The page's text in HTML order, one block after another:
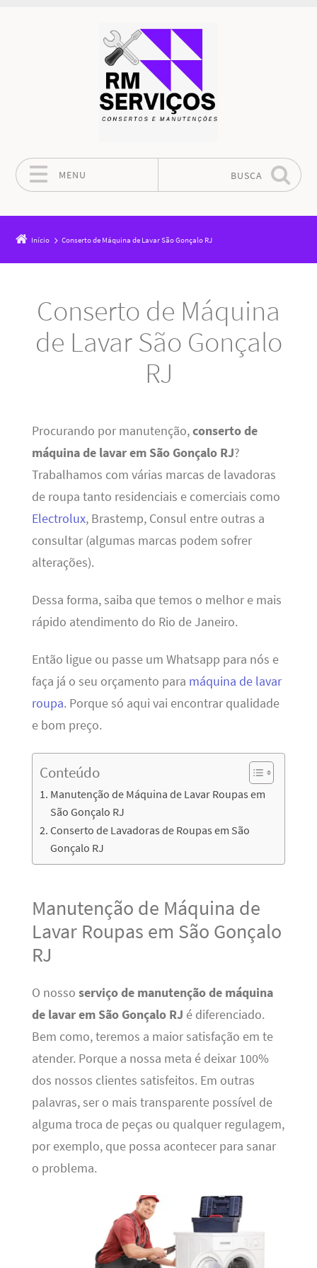
MENU BUSCA
Início Conserto de Máquina de Lavar São Gonçalo RJ
Conserto de Máquina
de Lavar São Gonçalo
RJ
Procurando por manutenção,conserto de
máquina de lavar em São Gonçalo RJ?
Trabalhamos com várias marcas de lavadoras
de roupa tanto residenciais e comerciais como
Electrolux, Brastemp, Consul entre outras a
consultar (algumas marcas podem sofrer
alterações).
Dessa forma, saiba que temos o melhor e mais
rápido atendimento do Rio de Janeiro.
Então ligue ou passe um Whatsapp para nós e
faça já o seu orçamento para máquina de lavar
roupa. Porque só aqui vai encontrar qualidade
e bom preço.
Conteúdo
Manutenção de Máquina de Lavar Roupas em
São Gonçalo RJ
Conserto de Lavadoras de Roupas em São
Gonçalo RJ
Manutenção de Máquina de
Lavar Roupas em São Gonçalo
RJ
O nosso serviço de manutenção de máquina
de lavar em São Gonçalo RJ é diferenciado.
Bem como, teremos a maior satisfação em te
atender. Porque a nossa meta é deixar 100%
dos nossos clientes satisfeitos. Em outras
palavras, ser o mais transparente possível de
alguma troca de peças ou qualquer regulagem,
por exemplo, que possa acontecer para sanar
o problema.